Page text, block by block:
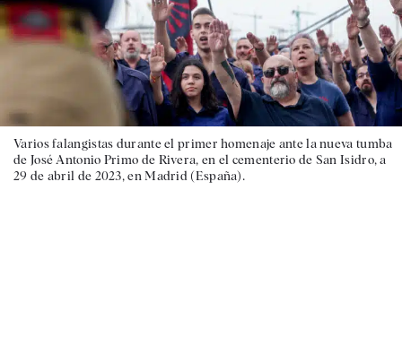
Varios falangistas durante el primer homenaje ante la nueva tumba
de José Antonio Primo de Rivera, en el cementerio de San Isidro, a
29 de abril de 2023, en Madrid (España).